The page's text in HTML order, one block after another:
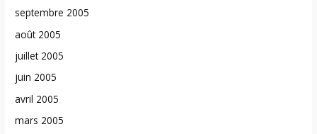
septembre 2005
août 2005
juillet 2005
juin 2005
avril 2005
mars 2005